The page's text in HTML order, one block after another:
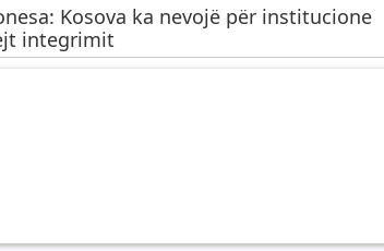
Kosova ka nevojë për institucione
integrimit